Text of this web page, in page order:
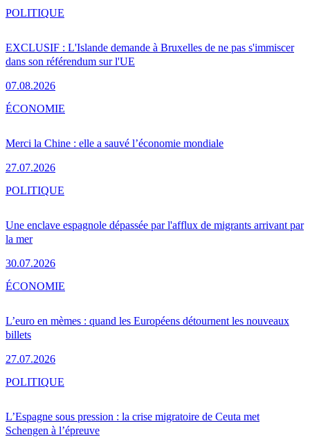
EXCLUSIF : L'Islande demande à Bruxelles de ne pas s'immiscer
dans son référendum sur l'UE
07.08.2026
POLITIQUE
Merci la Chine : elle a sauvé l’économie mondiale
27.07.2026
ÉCONOMIE
Une enclave espagnole dépassée par l'afflux de migrants arrivant par
la mer
30.07.2026
POLITIQUE
L’euro en mèmes : quand les Européens détournent les nouveaux
billets
27.07.2026
ÉCONOMIE
L’Espagne sous pression : la crise migratoire de Ceuta met
Schengen à l’épreuve
POLITIQUE